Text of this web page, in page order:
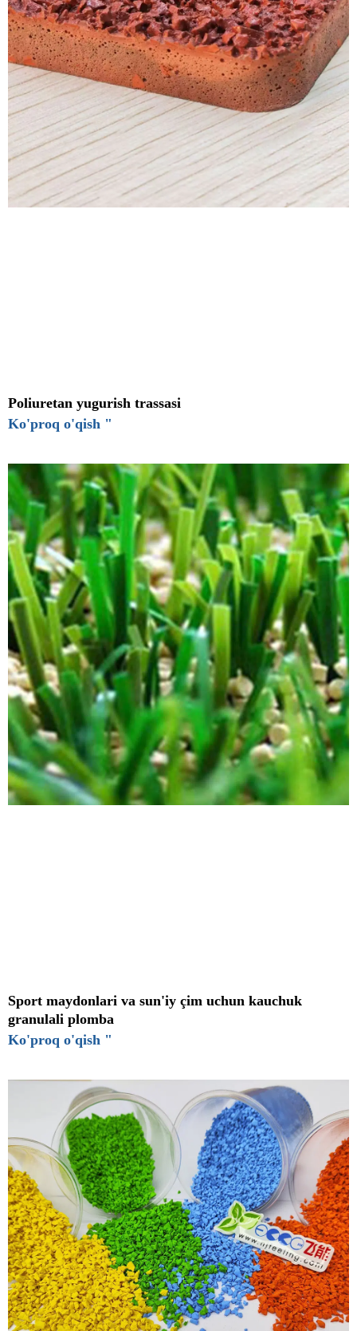
Poliuretan yugurish trassasi
Ko'proq o'qish "
Sport maydonlari va sun'iy çim uchun kauchuk
granulali plomba
Ko'proq o'qish "